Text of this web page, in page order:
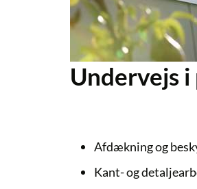
Undervejs i
Afdækning og
Kant- og